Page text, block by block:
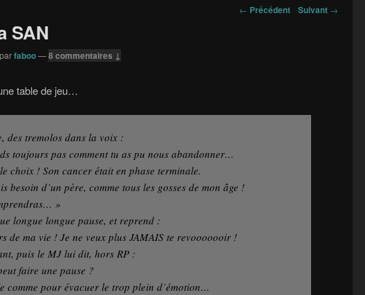
Navigation
← Précédent Suivant →
SAN
parfaboo—8 commentaires ↓
table de jeu…
des tremolos dans la voix :
toujours pas comment tu as pu nous abandonner…
choix ! Son cancer était en phase terminale.
besoin d’un père, comme tous les gosses de mon âge !
»
longue longue pause, et reprend :
de ma vie ! Je ne veux plus JAMAIS te revooooooir !
puis le MJ lui dit, hors RP :
faire une pause ?
comme pour évacuer le trop plein d’émotion…